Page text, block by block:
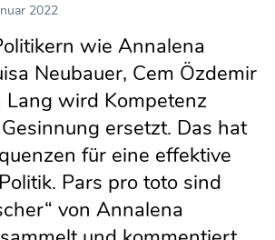
2022
wie Annalena
Neubauer, Cem Özdemir
Lang wird Kompetenz
ersetzt. Das hat
für eine effektive
Pars pro toto sind
von Annalena